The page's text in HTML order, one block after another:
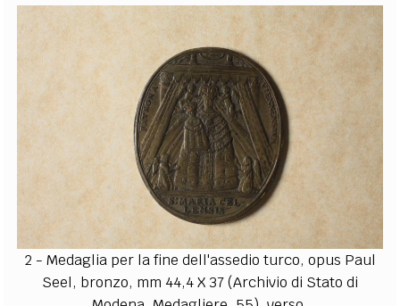
2 - Medaglia per la fine dell'assedio turco, opus Paul
Seel, bronzo, mm 44,4 X 37 (Archivio di Stato di